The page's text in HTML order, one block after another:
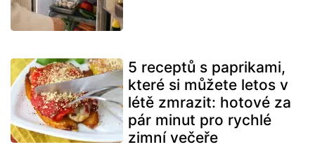
5 receptů s paprikami,
které si můžete letos v
létě zmrazit: hotové za
pár minut pro rychlé
zimní večeře